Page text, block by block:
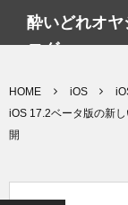
酔いどれオヤ
ログwp
HOME iOS
iOS 17.2ベータ版の新
開